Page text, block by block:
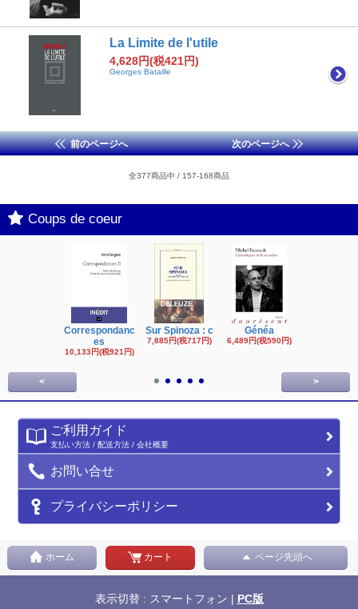
La Limite de l'utile
4,628円(税421円)
Georges Bataille
前のページへ 次のページへ
全377商品中 / 157-168商品
Coups de coeur
Correspondanc
es
10,133円(税921円)
Sur Spinoza : c
7,885円(税717円)
Généa
6,489円(税590円)
< >
ご利用ガイド
支払い方法 / 配送方法 / 会社概要
お問い合せ
プライバシーポリシー
ホーム カート ページ先頭へ
表示切替 : スマートフォン | PC版